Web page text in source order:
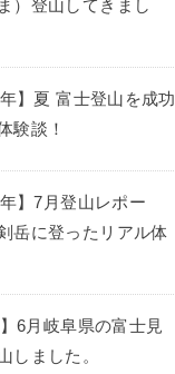
）登山してきまし
年】夏 富士登山を成功
験談！
年】7月登山レポー
岳に登ったリアル体
】6月岐阜県の富士見
しました。